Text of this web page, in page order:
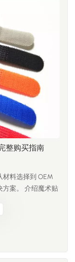
装环境和项目的
种选择各有优
实惠，而UL 94
我可以同时订购
供两种材料选择，
择最合适的解决
考虑应用环境、行
素。如果您不确
料。
25.853（航
车内饰、公共交通
紧固件时，您购买
。 2. 100% 尼
一种能够经受数千
纯尼龙无疑是最
忆性和弹性，这
寿命： 循环次数
。 最佳应用： 尼
医疗器械、高端
化学性质安全，
，可防止划伤婴
型成本优化器 还
合材质的魔术贴
度和涤纶的性价
至 5000 次循
线整理带。 4.
际上比尼龙具有
外线性能。尼龙
整购买指南
料选择到 OEM
案。 介绍魔术贴
。选错类型会导
钩环我们生
买家、采购经理
本指南涵盖您在